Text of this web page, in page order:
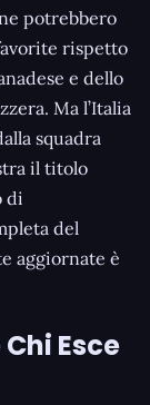
potrebbero
rispetto
e dello
Ma l’Italia
squadra
il titolo
di
del
aggiornate è
Esce